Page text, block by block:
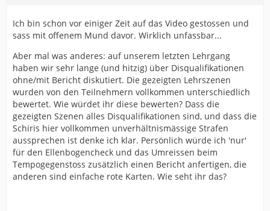
Ich bin schon vor einiger Zeit auf das Video gestossen und
sass mit offenem Mund davor. Wirklich unfassbar...
Aber mal was anderes: auf unserem letzten Lehrgang
haben wir sehr lange (und hitzig) über Disqualifikationen
ohne/mit Bericht diskutiert. Die gezeigten Lehrszenen
wurden von den Teilnehmern vollkommen unterschiedlich
bewertet. Wie würdet ihr diese bewerten? Dass die
gezeigten Szenen alles Disqualifikationen sind, und dass die
Schiris hier vollkommen unverhältnismässige Strafen
aussprechen ist denke ich klar. Persönlich würde ich 'nur'
für den Ellenbogencheck und das Umreissen beim
Tempogegenstoss zusätzlich einen Bericht anfertigen, die
anderen sind einfache rote Karten. Wie seht ihr das?